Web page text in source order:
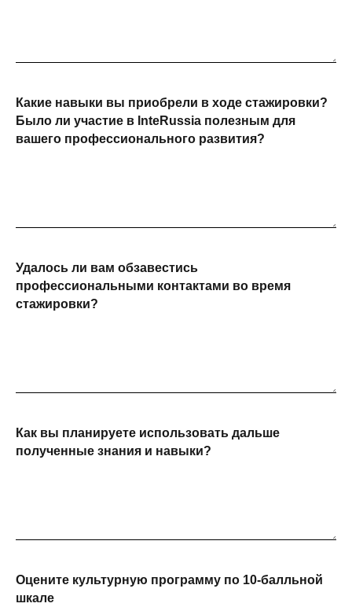
Какие навыки вы приобрели в ходе стажировки?
Было ли участие в InteRussia полезным для
вашего профессионального развития?
Удалось ли вам обзавестись
профессиональными контактами во время
стажировки?
Как вы планируете использовать дальше
полученные знания и навыки?
Оцените культурную программу по 10-балльной
шкале